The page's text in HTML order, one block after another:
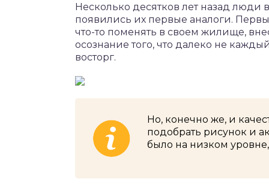
Несколько десятков лет назад люди
появились их первые аналоги.
что-то поменять в своем жилище,
осознание того, что далеко не
восторг.
Но, конечно же, и
подобрать рисунок и
было на низком